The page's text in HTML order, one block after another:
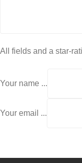
All fields and a star-
Your name ...
Your email ...